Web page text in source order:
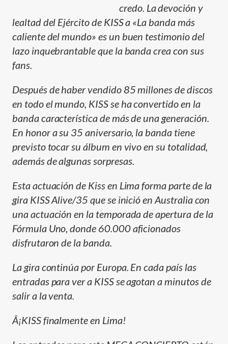
credo. La devoción y
lealtad del Ejército de KISS a «La banda más
caliente del mundo» es un buen testimonio del
lazo inquebrantable que la banda crea con sus
fans.
Después de haber vendido 85 millones de discos
en todo el mundo, KISS se ha convertido en la
banda caracterí­stica de más de una generación.
En honor a su 35 aniversario, la banda tiene
previsto tocar su álbum en vivo en su totalidad,
además de algunas sorpresas.
Esta actuación de Kiss en Lima forma parte de la
gira KISS Alive/35 que se inició en Australia con
una actuación en la temporada de apertura de la
Fórmula Uno, donde 60.000 aficionados
disfrutaron de la banda.
La gira continúa por Europa. En cada paí­s las
entradas para ver a KISS se agotan a minutos de
salir a la venta.
Â¡KISS finalmente en Lima!